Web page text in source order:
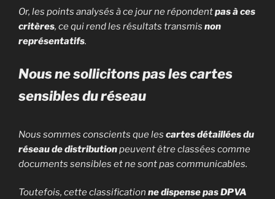
Or, les points analysés à ce jour ne répondentpas à ces
critères, ce qui rend les résultats transmis non
représentatifs.
Nous ne sollicitons pas les cartes
sensibles du réseau
Nous sommes conscients que les cartes détaillées du
réseau de distributionpeuvent être classées comme
documents sensibles et ne sont pas communicables.
Toutefois, cette classification ne dispense pas DPVA